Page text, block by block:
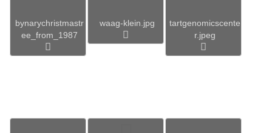
bynarychristmastr
ee_from_1987
waag-klein.jpg
tartgenomicscente
r.jpeg